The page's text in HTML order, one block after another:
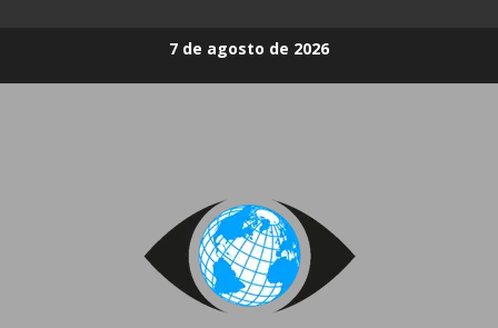
7 de agosto de 2026